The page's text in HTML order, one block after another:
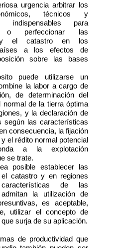
urgencia arbitrar los
técnicos y
indispensables para
o perfeccionar las
y el catastro en los
a los efectos de
sobre las bases
puede utilizarse un
la labor a cargo de
de determinación del
normal de la tierra óptima
y la declaración de
según las características
consecuencia, la fijación
el rédito normal potencial
a la explotación
se trate.
posible establecer las
catastro y en regiones
de las
admitan la utilización de
es aceptable,
utilizar el concepto de
surja de su aplicación.
de productividad que